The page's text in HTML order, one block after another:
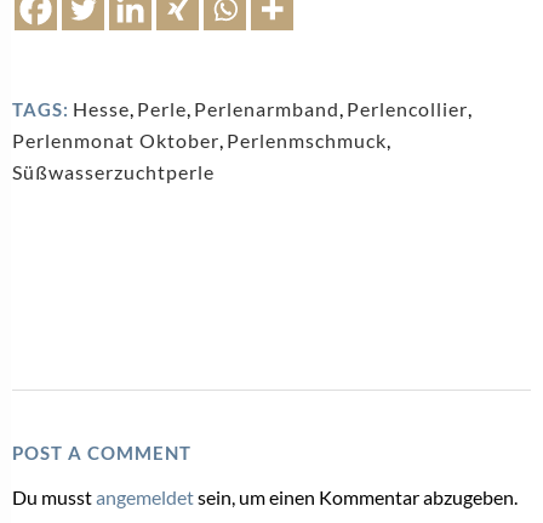
TAGS: Hesse Perle Perlenarmband Perlencollier
Perlenmonat Oktober Perlenmschmuck
Süßwasserzuchtperle
POST A COMMENT
Du musstangemeldetsein, um einen Kommentar abzugeben.